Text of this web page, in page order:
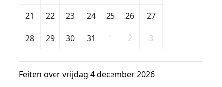
21 22 23 24 25 26 27
28 29 30 31 1 2 3
Feiten over vrijdag 4 december 2026